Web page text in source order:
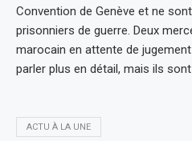
Convention de Genève et ne
prisonniers de guerre. Deux
marocain en attente de
parler plus en détail, mais ils
ACTU À LA UNE